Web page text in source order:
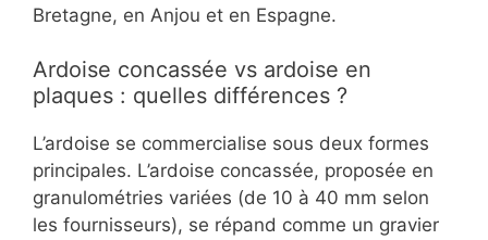
Bretagne, en Anjou et en Espagne.
Ardoise concassée vs ardoise en
plaques : quelles différences ?
L’ardoise se commercialise sous deux formes
principales. L’ardoise concassée, proposée en
granulométries variées (de 10 à 40 mm selon
les fournisseurs), se répand comme un gravier